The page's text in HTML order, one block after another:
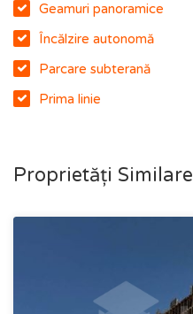
Geamuri panoramice
Încălzire autonomă
Parcare subterană
Prima linie
Proprietăți Similare